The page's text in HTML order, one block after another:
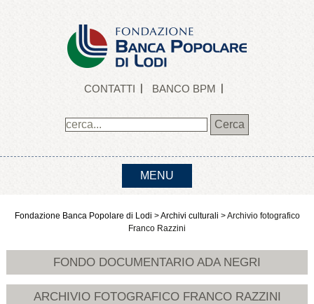
CONTATTI BANCO BPM
MENU
Fondazione Banca Popolare di Lodi >Archivi culturali >Archivio fotografico
Franco Razzini
FONDO DOCUMENTARIO ADA NEGRI
ARCHIVIO FOTOGRAFICO FRANCO RAZZINI